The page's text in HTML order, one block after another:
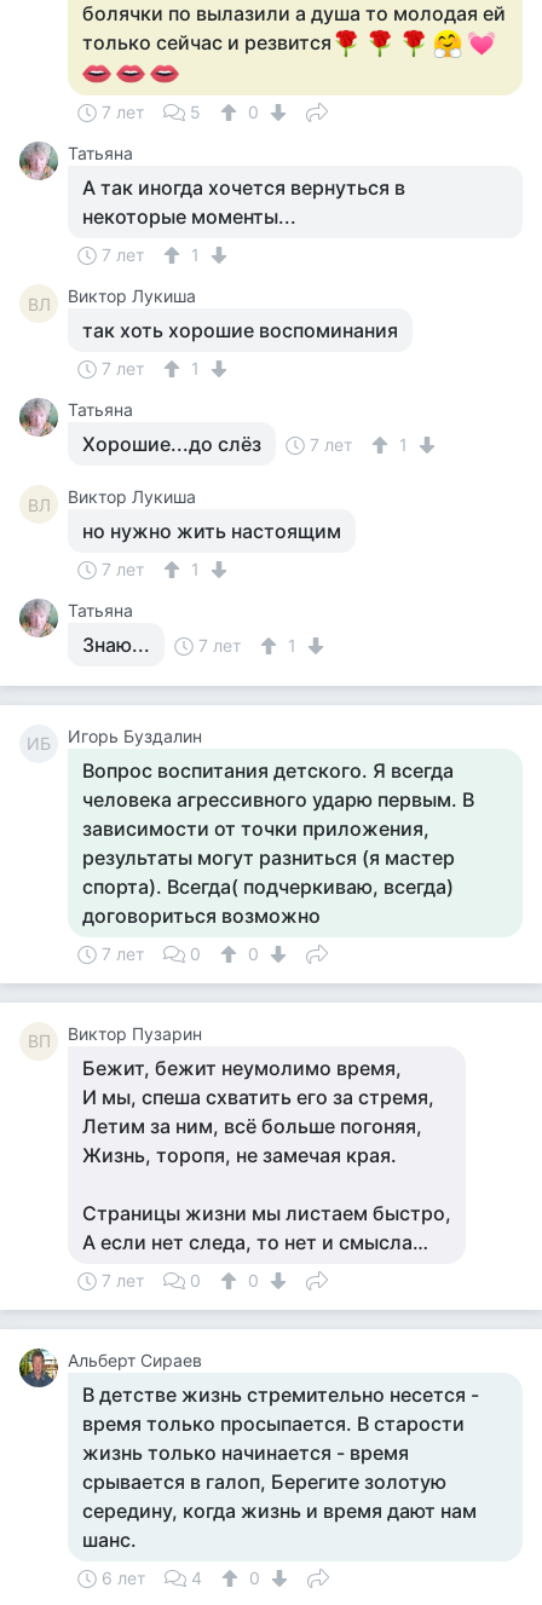
болячки по вылазили а душа то молодая ей
только сейчас и резвится
7 лет 5
0
Татьяна
А так иногда хочется вернуться в
некоторые моменты...
7 лет 1
ВЛ Виктор Лукиша
так хоть хорошие воспоминания
7 лет
1
Татьяна
Хорошие...до слёз 7 лет 1
ВЛ Виктор Лукиша
но нужно жить настоящим
7 лет
1
Татьяна
Знаю... 7 лет 1
ИБ Игорь Буздалин
Вопрос воспитания детского. Я всегда
человека агрессивного ударю первым. В
зависимости от точки приложения,
результаты могут разниться (я мастер
спорта). Всегда( подчеркиваю, всегда)
договориться возможно
7 лет 0 0
ВП Виктор Пузарин
Бежит, бежит неумолимо время,
И мы, спеша схватить его за стремя,
Летим за ним, всё больше погоняя,
Жизнь, торопя, не замечая края.
Страницы жизни мы листаем быстро,
А если нет следа, то нет и смысла…
7 лет 0 0
Альберт Сираев
В детстве жизнь стремительно несется -
время только просыпается. В старости
жизнь только начинается - время
срывается в галоп, Берегите золотую
середину, когда жизнь и время дают нам
шанс.
6 лет 4
0